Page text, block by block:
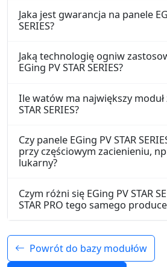
Jaka jest gwarancja na panele
SERIES?
Jaką technologię ogniw
EGing PV STAR SERIES?
Ile watów ma największy moduł
STAR SERIES?
Czy panele EGing PV STAR
przy częściowym zacienieniu,
lukarny?
Czym różni się EGing PV STAR
STAR PRO tego samego
Powrót do bazy modułów